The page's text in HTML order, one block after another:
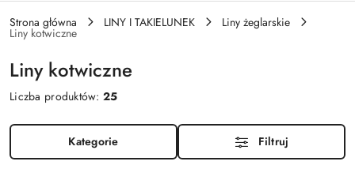
Strona główna LINY I TAKIELUNEK Liny żeglarskie
Liny kotwiczne
Liny kotwiczne
Liczba produktów:25
Kategorie Filtruj